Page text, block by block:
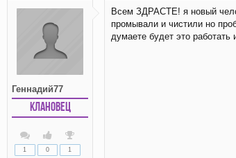
Геннадий77
Клановец
1 0 1
Всем ЗДРАСТЕ! я новый
промывали и чистили но
думаете будет это работать